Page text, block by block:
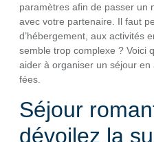
paramètres afin de passer un
avec votre partenaire. Il faut
d’hébergement, aux activités
semble trop complexe ? Voici
aider à organiser un séjour en
fées.
Séjour
dévoilez la